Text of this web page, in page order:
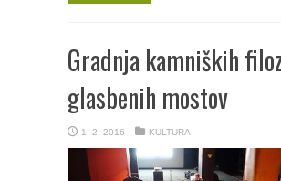
Gradnja kamniških
glasbenih mostov
1. 2. 2016 KULTURA